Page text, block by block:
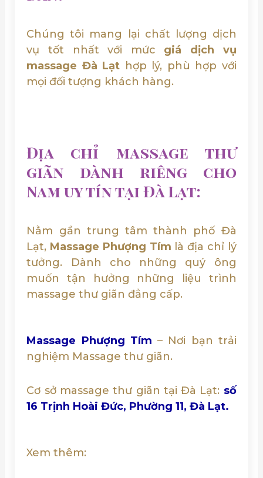
Chúng tôi mang lại chất lượng dịch
vụ tốt nhất với mức giá dịch vụ
massage Đà Lạt hợp lý, phù hợp với
mọi đối tượng khách hàng.
Địa chỉ massage thư
giãn dành riêng cho
Nam uy tín tại Đà Lạt:
Nằm gần trung tâm thành phố Đà
Lạt, Massage Phượng Tím là địa chỉ lý
tưởng. Dành cho những quý ông
muốn tận hưởng những liệu trình
massage thư giãn đẳng cấp.
Massage Phượng Tím – Nơi bạn trải
nghiệm Massage thư giãn.
Cơ sở massage thư giãn tại Đà Lạt: số
16 Trịnh Hoài Đức, Phường 11, Đà Lạt.
Xem thêm: